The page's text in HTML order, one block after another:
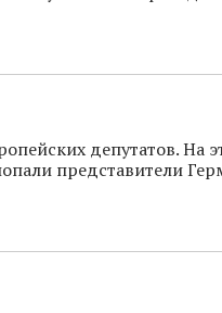
депутатов. На
представители